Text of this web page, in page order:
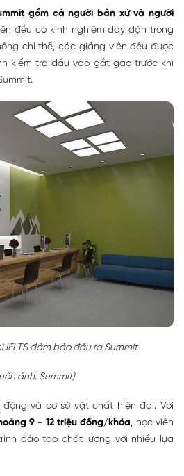
gồm cả người bản xứ và người
đều có kinh nghiệm dày dặn trong
chỉ thế, các giảng viên đều được
kiểm tra đầu vào gắt gao trước khi
IELTS đảm bảo đầu ra Summit
ảnh: Summit)
và cơ sở vật chất hiện đại. Với
9 - 12 triệu đồng/khóa, học viên
đào tạo chất lượng với nhiều lựa